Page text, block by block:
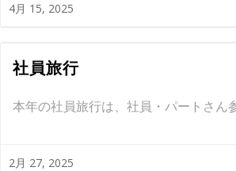
4月 15, 2025
社員旅行
本年の社員旅行は、社員・パートさん
2月 27, 2025